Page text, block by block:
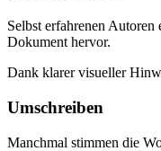
Selbst erfahrenen
Dokument hervor.
Dank klarer visueller
Umschreiben
Manchmal stimmen die